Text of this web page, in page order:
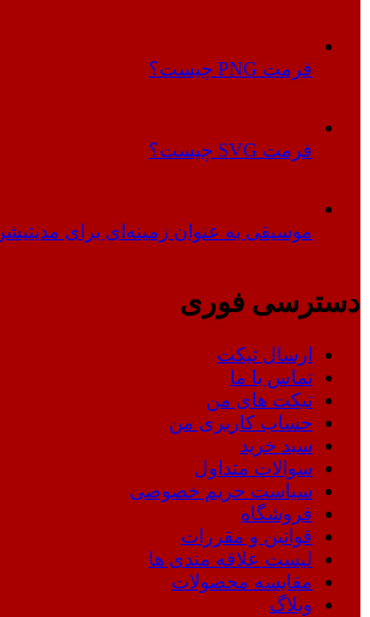
فرمت PNG چیست؟
فرمت SVG چیست؟
موسیقی به عنوان زمینه‌ای برای
دسترسی فوری
ارسال تیکت
تماس با ما
تیکت های من
حساب کاربری من
سبد خرید
سوالات متداول
سیاست حریم خصوصی
فروشگاه
قوانین و مقررات
لیست علاقه مندی ها
مقایسه محصولات
وبلاگ